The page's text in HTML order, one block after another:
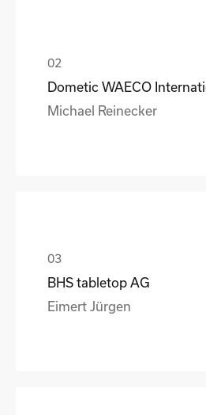
Dometic WAECO
Michael Reinecker
BHS tabletop AG
Eimert Jürgen